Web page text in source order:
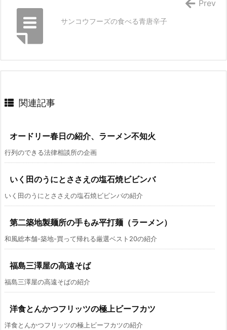
サンコウフーズの食べる青唐辛子
Prev
関連記事
オードリー春日の紹介、ラーメン不知火
行列のできる法律相談所の企画
いく田のうにとささえの塩石焼ビビンバ
いく田のうにとささえの塩石焼ビビンバの紹介
第二築地製麺所の手もみ平打麺（ラーメン）
和風総本舗-築地-買って帰れる厳選ベスト20の紹介
福島三澤屋の高遠そば
福島三澤屋の高遠そばの紹介
洋食とんかつフリッツの極上ビーフカツ
洋食とんかつフリッツの極上ビーフカツの紹介